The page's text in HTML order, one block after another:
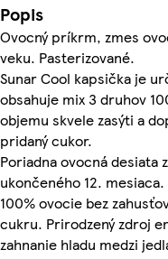
Popis
Ovocný príkrm, zmes
veku. Pasterizované.
Sunar Cool kapsička je
obsahuje mix 3 druhov
objemu skvele zasýti a
pridaný cukor.
Poriadna ovocná
ukončeného 12. mesiaca.
100% ovocie bez
cukru. Prirodzený zdroj
zahnanie hladu medzi